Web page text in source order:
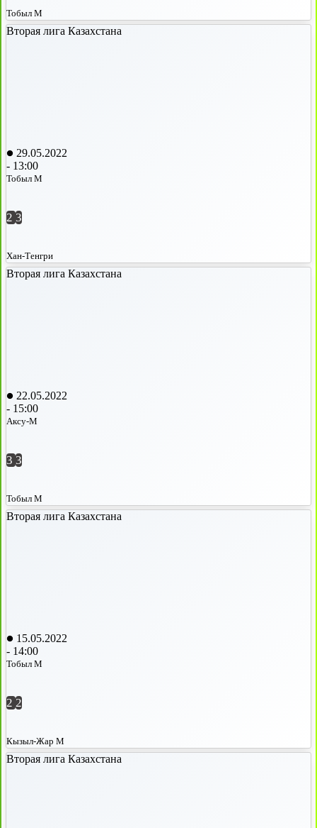
Тобыл М
Вторая лига Казахстана
29.05.2022
- 13:00
Тобыл М
2 3
Хан-Тенгри
Вторая лига Казахстана
22.05.2022
- 15:00
Аксу-М
3 3
Тобыл М
Вторая лига Казахстана
15.05.2022
- 14:00
Тобыл М
2 2
Кызыл-Жар М
Вторая лига Казахстана